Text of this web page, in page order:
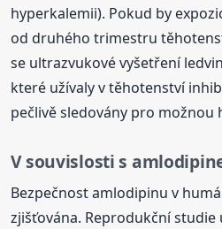
hyperkalemii). Pokud by
od druhého trimestru
se ultrazvukové vyšetření
které užívaly v těhotenství
pečlivě sledovány pro možnou
V souvislosti s
Bezpečnost amlodipinu v
zjišťována. Reprodukční